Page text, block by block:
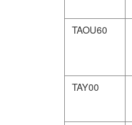
TAOU60
TAY00